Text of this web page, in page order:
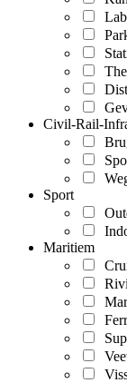
Civil-Rail-
Sport
Maritiem